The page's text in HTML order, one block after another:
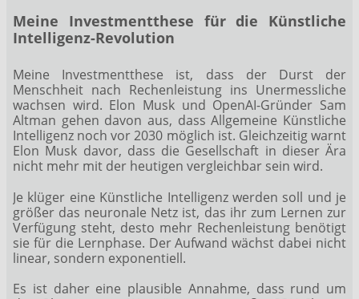
Meine Investmentthese für die Künstliche
Intelligenz-Revolution
Meine Investmentthese ist, dass der Durst der
Menschheit nach Rechenleistung ins Unermessliche
wachsen wird. Elon Musk und OpenAI-Gründer Sam
Altman gehen davon aus, dass Allgemeine Künstliche
Intelligenz noch vor 2030 möglich ist. Gleichzeitig warnt
Elon Musk davor, dass die Gesellschaft in dieser Ära
nicht mehr mit der heutigen vergleichbar sein wird.
Je klüger eine Künstliche Intelligenz werden soll und je
größer das neuronale Netz ist, das ihr zum Lernen zur
Verfügung steht, desto mehr Rechenleistung benötigt
sie für die Lernphase. Der Aufwand wächst dabei nicht
linear, sondern exponentiell.
Es ist daher eine plausible Annahme, dass rund um